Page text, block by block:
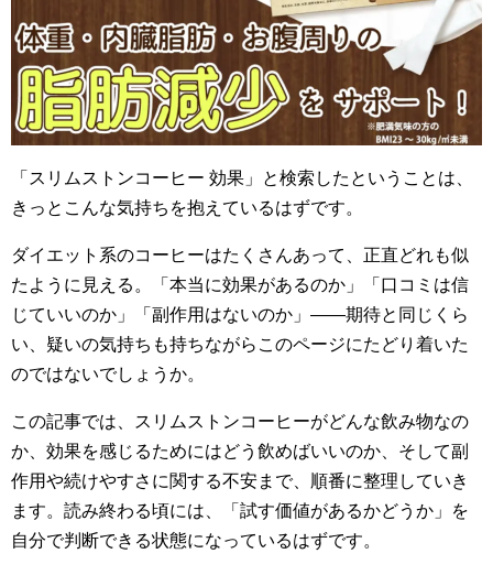
「スリムストンコーヒー 効果」と検索したということは、
きっとこんな気持ちを抱えているはずです。
ダイエット系のコーヒーはたくさんあって、正直どれも似
たように見える。「本当に効果があるのか」「口コミは信
じていいのか」「副作用はないのか」——期待と同じくら
い、疑いの気持ちも持ちながらこのページにたどり着いた
のではないでしょうか。
この記事では、スリムストンコーヒーがどんな飲み物なの
か、効果を感じるためにはどう飲めばいいのか、そして副
作用や続けやすさに関する不安まで、順番に整理していき
ます。読み終わる頃には、「試す価値があるかどうか」を
自分で判断できる状態になっているはずです。